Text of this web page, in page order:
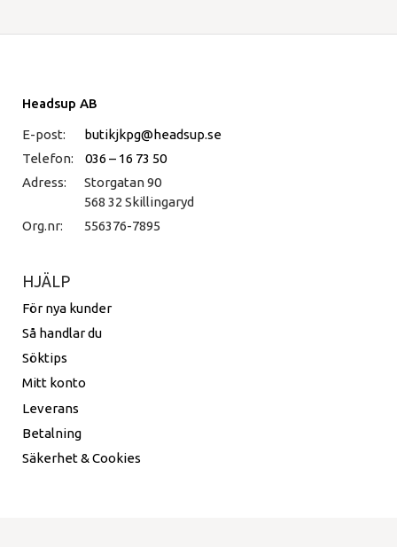
Headsup AB
E-post:
butikjkpg@headsup.se
Telefon:
036 – 16 73 50
Adress:
Storgatan 90
568 32 Skillingaryd
Org.nr:
556376-7895
HJÄLP
För nya kunder
Så handlar du
Söktips
Mitt konto
Leverans
Betalning
Säkerhet & Cookies